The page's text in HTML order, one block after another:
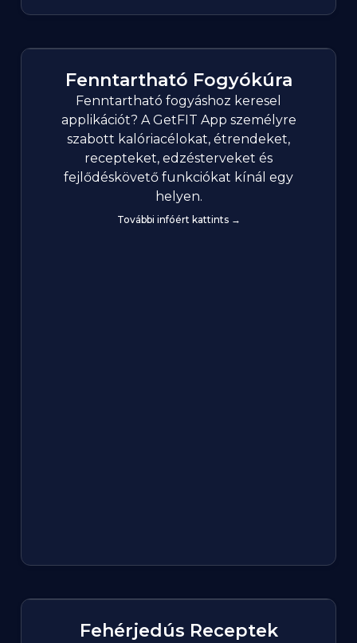
Fenntartható Fogyókúra
Fenntartható fogyáshoz keresel
applikációt? A GetFIT App személyre
szabott kalóriacélokat, étrendeket,
recepteket, edzésterveket és
fejlődéskövető funkciókat kínál egy
helyen.
További infóért kattints →
Fehérjedús Receptek